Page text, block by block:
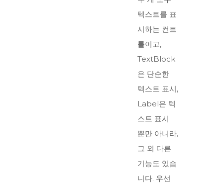
텍스트를 표
시하는 컨트
롤이고,
TextBlock
은 단순한
텍스트 표시,
Label은 텍
스트 표시
뿐만 아니라,
그 외 다른
기능도 있습
니다. 우선